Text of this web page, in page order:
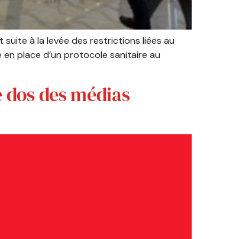
suite à la levée des restrictions liées au
place d’un protocole sanitaire au
des médias